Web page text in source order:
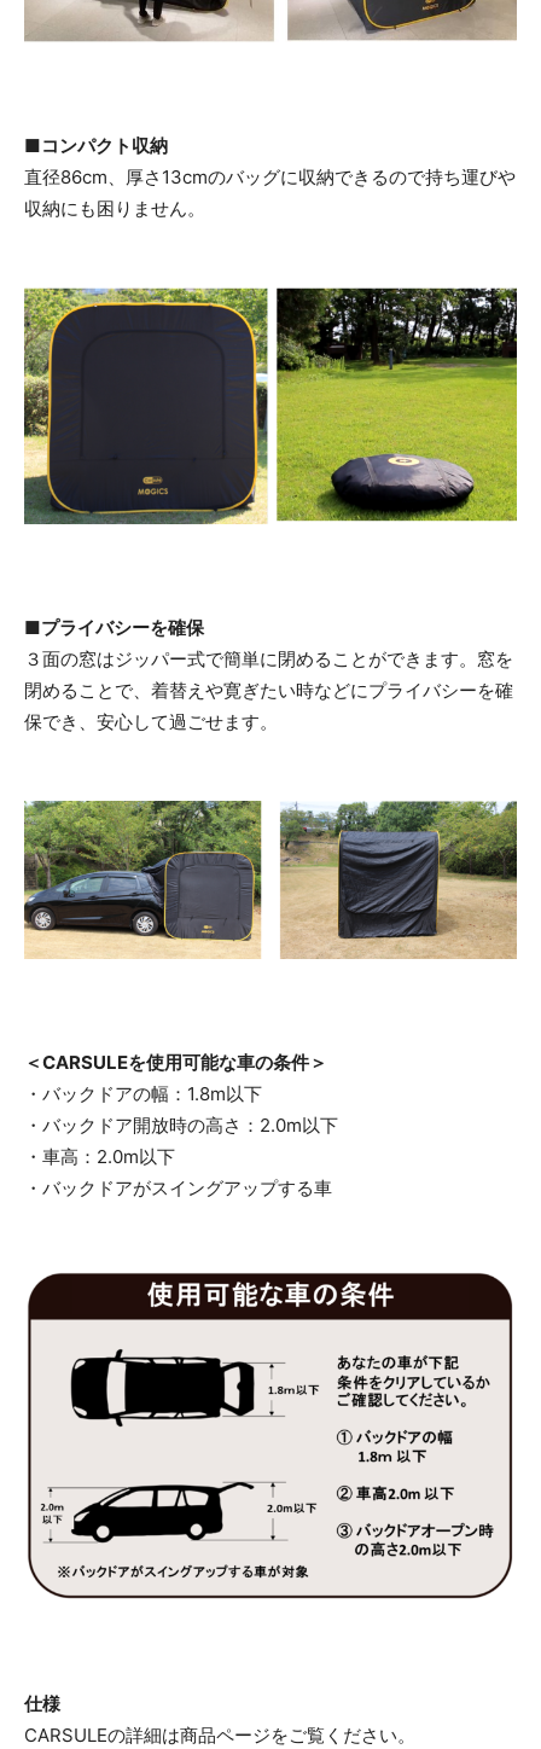
■コンパクト収納
直径86cm、厚さ13cmのバッグに収納できるので持ち運びや
収納にも困りません。
■プライバシーを確保
３面の窓はジッパー式で簡単に閉めることができます。窓を
閉めることで、着替えや寛ぎたい時などにプライバシーを確
保でき、安心して過ごせます。
＜CARSULEを使用可能な車の条件＞
・バックドアの幅：1.8m以下
・バックドア開放時の高さ：2.0m以下
・車高：2.0m以下
・バックドアがスイングアップする車
仕様
CARSULEの詳細は商品ページをご覧ください。